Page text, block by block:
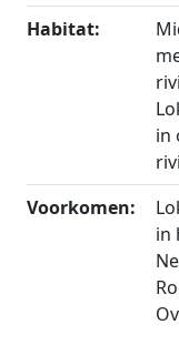
Habitat:
in
Voorkomen:
in